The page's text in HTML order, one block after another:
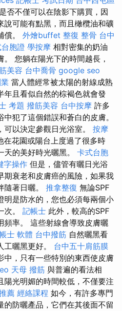
否不僅可以在陰影下購買，因
說可能有點黑，而且橄欖油和礦
償。 外燴buffet 整復 整骨 台中
胞證 學按摩 相對密集的奶油
您躺在陽光下的時間越長，
美容 台中喬骨 google seo
當人體經常被太陽的射線成熟
年且看似自然的棕褐色就會發
考題 撥筋美容 台中按摩 許多
犯了這個錯誤和蒼白的皮膚。
以決定參觀日光浴室。 按摩
在花園或陽台上度過了很多時
天的美好時光曬黑。 卡式台胞
字操作 但是，儘管有曬日光浴
期衰老和皮膚癌的風險，如果我
隨著日曬。 推拿整復 無論SPF
明是防水的，您也必須每兩個小
次。 記帳士 此外，較高的SPF
頻率。 這些射線會導致皮膚曬
士 軟體 台中撥筋 自然曬黑看
工曬黑更好。 台中五十肩筋膜
中，只有一些特別的東西使皮膚
天母 撥筋 與普遍的看法相
陽光明媚的時間較低，不僅要注
薦 經絡課程 如今，有許多專門
的防曬產品，它們在其後面不留